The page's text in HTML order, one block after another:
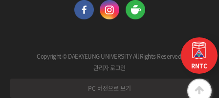
RNTC
Copyright © DAEKYEUNG UNIVERSITY All Rights Reserved.
관리자 로그인
PC 버전으로 보기